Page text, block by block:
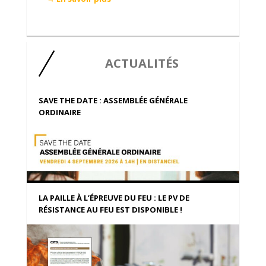
ACTUALITÉS
SAVE THE DATE : ASSEMBLÉE GÉNÉRALE
ORDINAIRE
LA PAILLE À L’ÉPREUVE DU FEU : LE PV DE
RÉSISTANCE AU FEU EST DISPONIBLE !